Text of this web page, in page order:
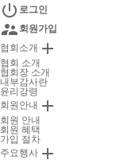
 로그인
 회원가입
협회소개 
협회 소개
협회장 소개
내부감사란
윤리강령
회원안내 
회원 안내
회원 혜택
가입 절차
주요행사 